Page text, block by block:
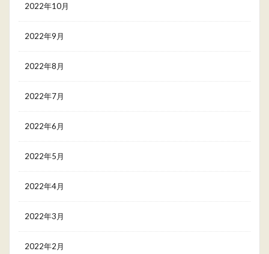
2022年10月
2022年9月
2022年8月
2022年7月
2022年6月
2022年5月
2022年4月
2022年3月
2022年2月